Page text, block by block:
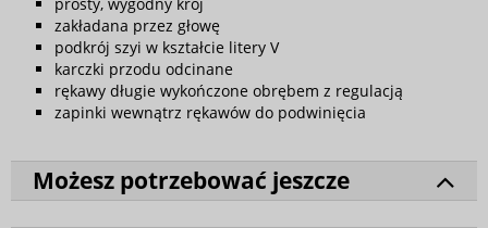
zakładana przez głowę
podkrój szyi w kształcie litery V
karczki przodu odcinane
rękawy długie wykończone obrębem z regulacją
zapinki wewnątrz rękawów do podwinięcia
Możesz potrzebować jeszcze